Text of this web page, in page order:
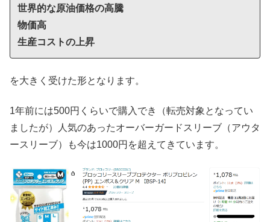
世界的な原油価格の高騰
物価高
生産コストの上昇
を大きく受けた形となります。
1年前には500円くらいで購入でき（転売対象となってい
ましたが）人気のあったオーバーガードスリーブ（アウタ
ースリーブ）も今は1000円を超えてきています。